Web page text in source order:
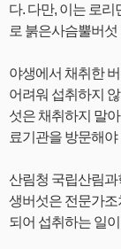
다. 다만, 이는 로
로 붉은사슴뿔버
야생에서 채취한
어려워 섭취하지
섯은 채취하지 말
료기관을 방문해야
산림청 국립산림과
생버섯은 전문가
되어 섭취하는 일